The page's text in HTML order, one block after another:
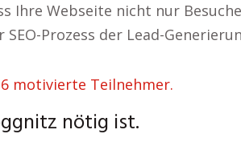
Ihre Webseite nicht nur Besuche
Prozess der Lead-
nötig ist.